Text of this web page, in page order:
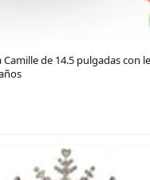
de 14.5 pulgadas con